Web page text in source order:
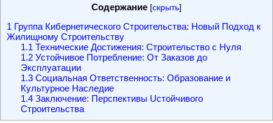
Содержание [скрыть]
1 Группа Кибернетического Строительства: Новый Подход к
Жилищному Строительству
1.1 Технические Достижения: Строительство с Нуля
1.2Устойчивое Потребление: От Заказов до
Эксплуатации
1.3Социальная Ответственность: Образование и
Культурное Наследие
1.4Заключение: Перспективы Uстойчивого
Строительства